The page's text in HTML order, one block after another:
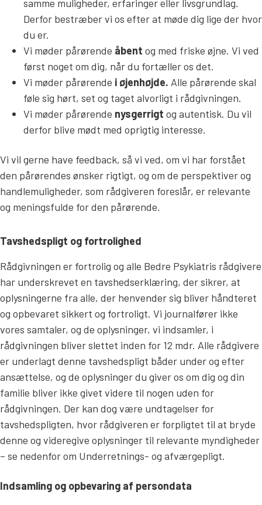
samme muligheder, erfaringer eller livsgrundlag.
Derfor bestræber vi os efter at møde dig lige der hvor
du er.
Vi møder pårørende åbent og med friske øjne. Vi ved
først noget om dig, når du fortæller os det.
Vi møder pårørende i øjenhøjde. Alle pårørende skal
føle sig hørt, set og taget alvorligt i rådgivningen.
Vi møder pårørende nysgerrigt og autentisk. Du vil
derfor blive mødt med oprigtig interesse.
Vi vil gerne have feedback, så vi ved, om vi har forstået
den pårørendes ønsker rigtigt, og om de perspektiver og
handlemuligheder, som rådgiveren foreslår, er relevante
og meningsfulde for den pårørende.
Tavshedspligt og fortrolighed
Rådgivningen er fortrolig og alle Bedre Psykiatris rådgivere
har underskrevet en tavshedserklæring, der sikrer, at
oplysningerne fra alle, der henvender sig bliver håndteret
og opbevaret sikkert og fortroligt. Vi journalfører ikke
vores samtaler, og de oplysninger, vi indsamler, i
rådgivningen bliver slettet inden for 12 mdr. Alle rådgivere
er underlagt denne tavshedspligt båder under og efter
ansættelse, og de oplysninger du giver os om dig og din
familie bliver ikke givet videre til nogen uden for
rådgivningen. Der kan dog være undtagelser for
tavshedspligten, hvor rådgiveren er forpligtet til at bryde
denne og videregive oplysninger til relevante myndigheder
– se nedenfor om Underretnings- og afværgepligt.
Indsamling og opbevaring af persondata